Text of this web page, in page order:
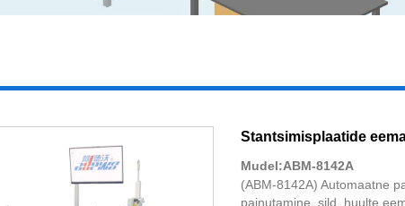
Stantsimisplaatide
Mudel:ABM-8142A
(ABM-8142A) Automaatne
painutamine, sild, huulte